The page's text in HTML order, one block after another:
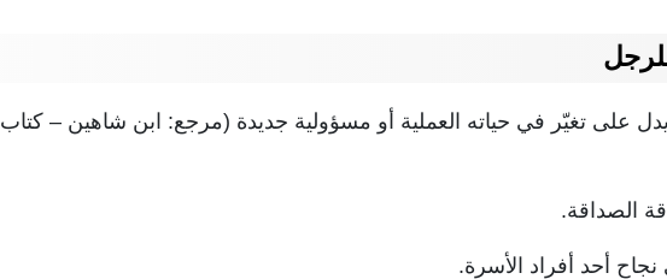
على تغيّر في حياته العملية أو مسؤولية جديدة (مرجع: ابن شاهين – كتاب
الصداقة.
أحد أفراد الأسرة.